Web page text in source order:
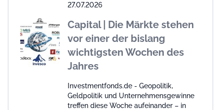
27.07.2026
Capital | Die Märkte stehen
vor einer der bislang
wichtigsten Wochen des
Jahres
Investmentfonds.de - Geopolitik,
Geldpolitik und Unternehmensgewinne
treffen diese Woche aufeinander – in